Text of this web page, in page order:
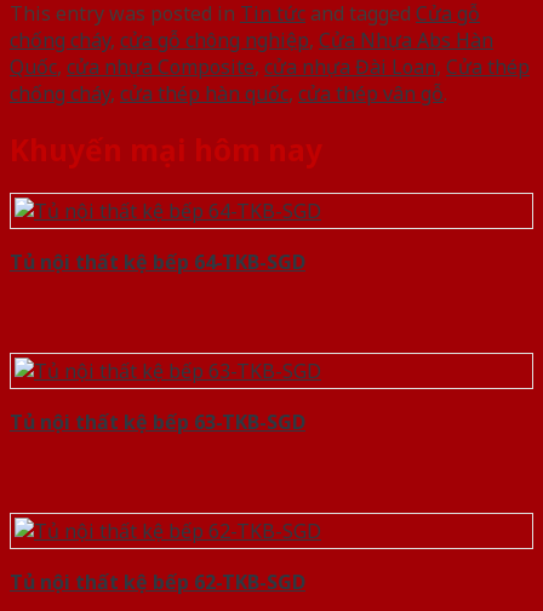
This entry was posted in Tin tứcand tagged Cửa gỗ
chống cháy, cửa gỗ chông nghiệp, Cửa Nhựa Abs Hàn
Quốc, cửa nhựa Composite, cửa nhựa Đài Loan, Cửa thép
chống cháy, cửa thép hàn quốc, cửa thép vân gỗ.
Khuyến mại hôm nay
Tủ nội thất kệ bếp 64-TKB-SGD
Tủ nội thất kệ bếp 63-TKB-SGD
Tủ nội thất kệ bếp 62-TKB-SGD